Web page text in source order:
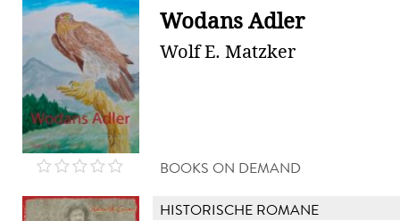
Wodans Adler
Wolf E. Matzker
BOOKS ON DEMAND
HISTORISCHE ROMANE